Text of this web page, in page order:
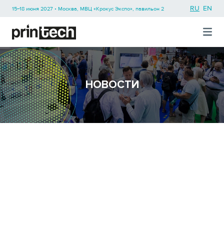
15−18 июня 2027 • Москва, МВЦ «Крокус Экспо», павильон 2 RU EN
НОВОСТИ